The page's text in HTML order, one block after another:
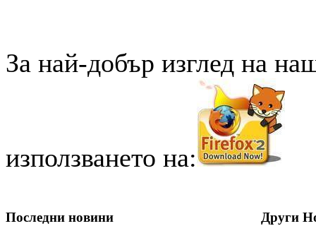
За най-добър изглед на
използването на:
Последни новини Други